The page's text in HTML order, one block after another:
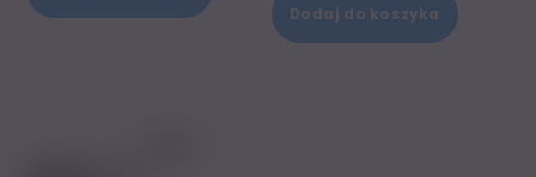
Dodaj do koszyka